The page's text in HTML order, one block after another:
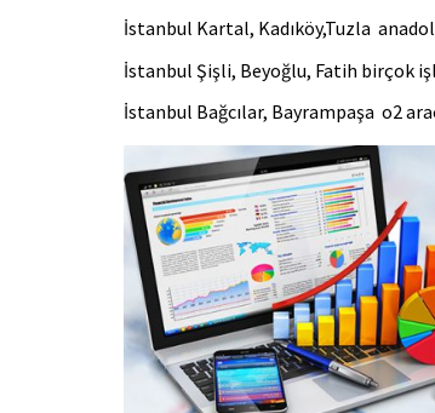
İstanbul Kartal, Kadıköy,Tuzla
İstanbul Şişli, Beyoğlu, Fatih birçok
İstanbul Bağcılar, Bayrampaşa o2